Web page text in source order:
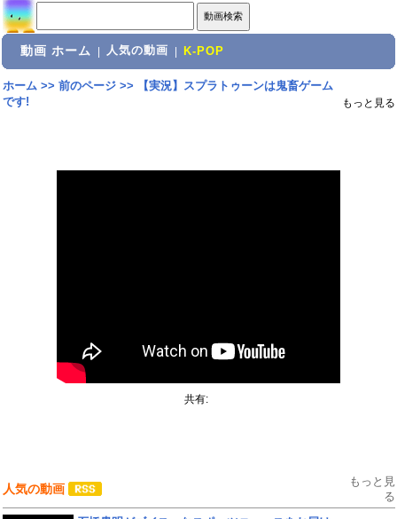
動画 ホーム 人気の動画 K-POP
ホーム>> 前のページ>>
【実況】スプラトゥーンは鬼畜ゲーム
です!
もっと見る
共有:
人気の動画
もっと見
る